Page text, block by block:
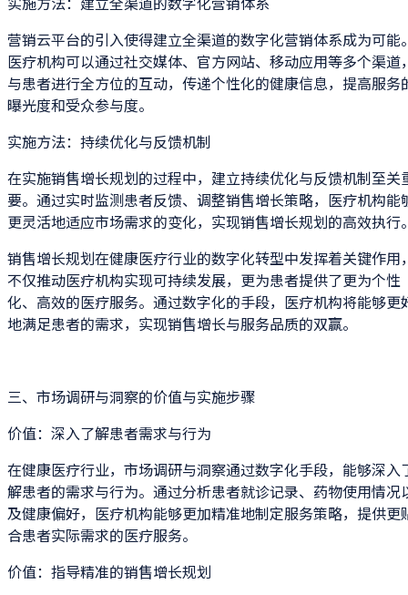
营销云平台的引入使得建立全渠道的数字化营销体系成为可能
医疗机构可以通过社交媒体、官方网站、移动应用等多个渠道
与患者进行全方位的互动，传递个性化的健康信息，提高服务
曝光度和受众参与度。
实施方法：持续优化与反馈机制
在实施销售增长规划的过程中，建立持续优化与反馈机制至关
要。通过实时监测患者反馈、调整销售增长策略，医疗机构能
更灵活地适应市场需求的变化，实现销售增长规划的高效执行
销售增长规划在健康医疗行业的数字化转型中发挥着关键作用
不仅推动医疗机构实现可持续发展，更为患者提供了更为个性
化、高效的医疗服务。通过数字化的手段，医疗机构将能够更
地满足患者的需求，实现销售增长与服务品质的双赢。
三、市场调研与洞察的价值与实施步骤
价值：深入了解患者需求与行为
在健康医疗行业，市场调研与洞察通过数字化手段，能够深入
解患者的需求与行为。通过分析患者就诊记录、药物使用情况
及健康偏好，医疗机构能够更加精准地制定服务策略，提供更
合患者实际需求的医疗服务。
价值：指导精准的销售增长规划